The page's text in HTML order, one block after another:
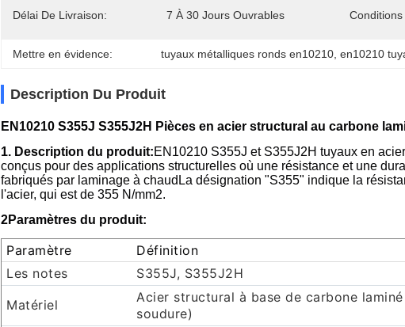
Délai De Livraison: 7 À 30 Jours Ouvrables
Mettre en évidence: tuyaux métalliques ronds en10210 , en10210
Description Du Produit
EN10210 S355J S355J2H Pièces en acier structural au carbone
1. Description du produit:EN10210 S355J et S355J2H tuyaux en
conçus pour des applications structurelles où une résistance et une
fabriqués par laminage à chaudLa désignation "S355" indique la
l'acier, qui est de 355 N/mm2.
2Paramètres du produit:
Paramètre
Définition
Les notes
S355J, S355J2H
Matériel
Acier structural à base de carbone
soudure)